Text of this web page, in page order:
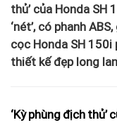
thủ’ của Honda
‘nét’, có phanh
cọc Honda SH 150i
thiết kế đẹp long
‘Kỳ phùng địch